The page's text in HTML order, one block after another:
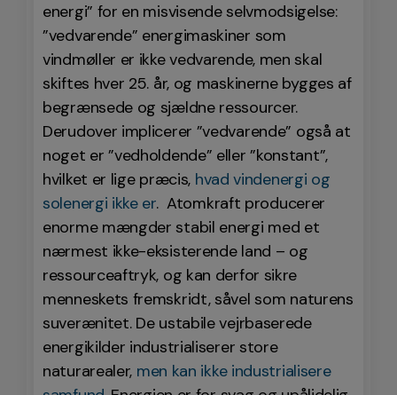
energi” for en misvisende selvmodsigelse:
”vedvarende” energimaskiner som
vindmøller er ikke vedvarende, men skal
skiftes hver 25. år, og maskinerne bygges af
begrænsede og sjældne ressourcer.
Derudover implicerer ”vedvarende” også at
noget er ”vedholdende” eller ”konstant”,
hvilket er lige præcis, hvad vindenergi og
solenergi ikke er. Atomkraft producerer
enorme mængder stabil energi med et
nærmest ikke-eksisterende land – og
ressourceaftryk, og kan derfor sikre
menneskets fremskridt, såvel som naturens
suverænitet. De ustabile vejrbaserede
energikilder industrialiserer store
naturarealer, men kan ikke industrialisere